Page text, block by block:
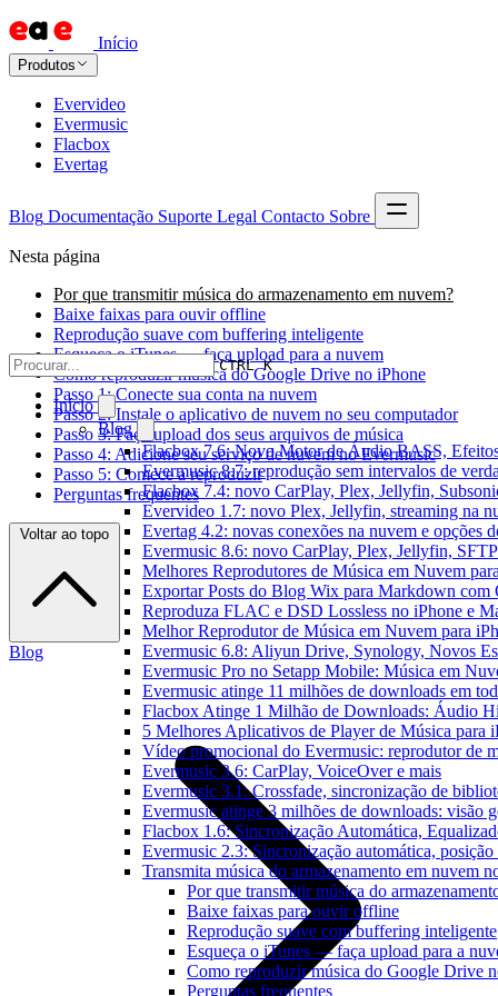
Início
Produtos
Evervideo
Evermusic
Flacbox
Evertag
Blog Documentação Suporte Legal Contacto Sobre
CTRL K
Início
Blog
Flacbox 7.6: Novo Motor de Áudio BASS,
Evermusic 8.7: reprodução sem intervalos de
Flacbox 7.4: novo CarPlay, Plex, Jellyfin,
Evervideo 1.7: novo Plex, Jellyfin, streaming na
Evertag 4.2: novas conexões na nuvem e opções
Evermusic 8.6: novo CarPlay, Plex, Jellyfin,
Melhores Reprodutores de Música em Nuvem
Exportar Posts do Blog Wix para Markdown com
Reproduza FLAC e DSD Lossless no iPhone e
Melhor Reprodutor de Música em Nuvem para
Evermusic 6.8: Aliyun Drive, Synology, Novos
Evermusic Pro no Setapp Mobile: Música em
Evermusic atinge 11 milhões de downloads em
Flacbox Atinge 1 Milhão de Downloads: Áudio
5 Melhores Aplicativos de Player de Música para
Vídeo promocional do Evermusic: reprodutor de
Evermusic 3.6: CarPlay, VoiceOver e mais
Evermusic 3.1: Crossfade, sincronização de
Evermusic atinge 3 milhões de downloads: visão
Flacbox 1.6: Sincronização Automática,
Evermusic 2.3: Sincronização automática, posição
Transmita música do armazenamento em nuvem
Por que transmitir música do
Baixe faixas para ouvir offline
Reprodução suave com buffering inteligente
Esqueça o iTunes — faça upload para a
Como reproduzir música do Google Drive
Perguntas frequentes
Nesta página
Por que transmitir música do armazenamento em nuvem?
Baixe faixas para ouvir offline
Reprodução suave com buffering inteligente
Esqueça o iTunes — faça upload para a nuvem
Como reproduzir música do Google Drive no iPhone
Passo 1: Conecte sua conta na nuvem
Passo 2: Instale o aplicativo de nuvem no seu computador
Passo 3: Faça upload dos seus arquivos de música
Passo 4: Adicione seu serviço de nuvem no Evermusic
Passo 5: Comece a reproduzir
Perguntas frequentes
Voltar ao topo
Blog